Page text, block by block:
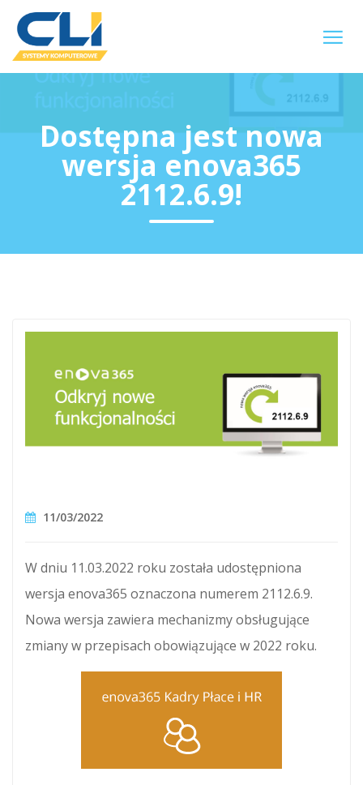
Dostępna jest nowa
wersja enova365
2112.6.9!
11/03/2022
W dniu 11.03.2022 roku została udostępniona
wersja enova365 oznaczona numerem 2112.6.9.
Nowa wersja zawiera mechanizmy obsługujące
zmiany w przepisach obowiązujące w 2022 roku.